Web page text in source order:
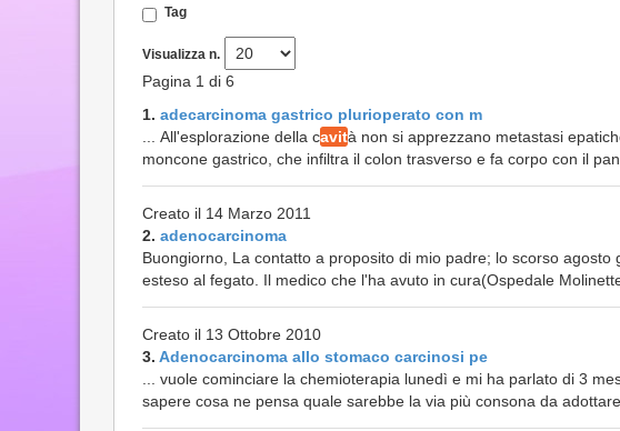
Tag
Visualizza n.
Pagina 1 di 6
1. adecarcinoma gastrico plurioperato con m
... All'esplorazione della cavità non si apprezzano metastasi
moncone gastrico, che infiltra il colon trasverso e fa corpo con il
Creato il 14 Marzo 2011
2. adenocarcinoma
Buongiorno, La contatto a proposito di mio padre; lo scorso
esteso al fegato. Il medico che l'ha avuto in cura(Ospedale Molinette
Creato il 13 Ottobre 2010
3. Adenocarcinoma allo stomaco carcinosi pe
... vuole cominciare la chemioterapia lunedì e mi ha parlato di 3
sapere cosa ne pensa quale sarebbe la via più consona da adottare